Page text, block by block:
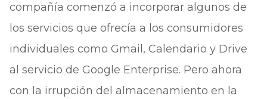
compañía comenzó a incorporar algunos de
los servicios que ofrecía a los consumidores
individuales como Gmail, Calendario y Drive
al servicio de Google Enterprise. Pero ahora
con la irrupción del almacenamiento en la